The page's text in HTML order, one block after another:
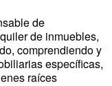
de
de inmuebles,
comprendiendo y
específicas,
raíces